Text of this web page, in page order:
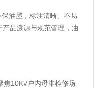
油墨，标注清晰、不易
产品溯源与规范管理，油
焦10KV户内母排检修场